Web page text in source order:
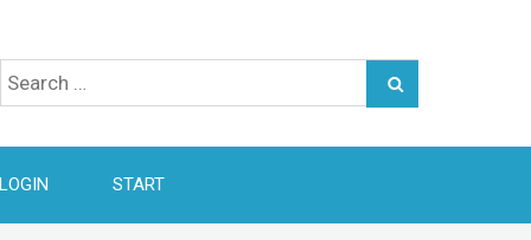
Search
for:
LOGIN START